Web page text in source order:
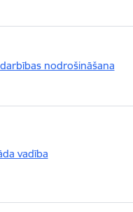
nodrošināšana
vadība